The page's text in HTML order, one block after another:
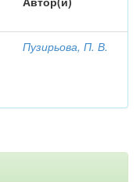
Пузирьова, П. В.